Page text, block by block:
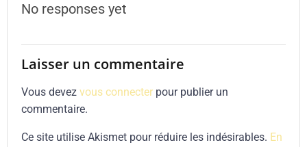
No responses yet
Laisser un commentaire
Vous devez vous connecter pour publier un
commentaire.
Ce site utilise Akismet pour réduire les indésirables. En